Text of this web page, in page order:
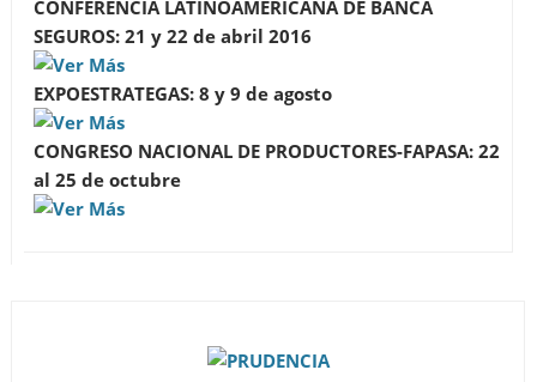
CONFERENCIA LATINOAMERICANA DE BANCA
SEGUROS: 21 y 22 de abril 2016
EXPOESTRATEGAS: 8 y 9 de agosto
CONGRESO NACIONAL DE PRODUCTORES-FAPASA: 22
al 25 de octubre